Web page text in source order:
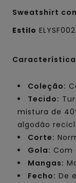
Sweatshirt
Estilo
Coleção:
Tecido:
mistura de
algodão
Corte:
Gola: Com
Mangas:
Fecho: De